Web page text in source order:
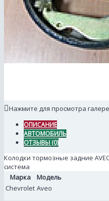
Нажмите для просмотра
ОПИСАНИЕ
АВТОМОБИЛЬ
ОТЗЫВЫ (0)
Колодки тормозные задние
система
Марка
Модель
Chevrolet Aveo